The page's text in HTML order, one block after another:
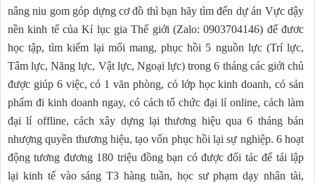
nâng niu gom góp dựng cơ đồ thì bạn hãy tìm đến dự án Vực dậy
nền kinh tế của Kỉ lục gia Thế giới (Zalo: 0903704146) để đươc
học tập, tìm kiếm lại mối mang, phục hồi 5 nguồn lực (Trí lực,
Tâm lực, Năng lực, Vật lực, Ngoại lực) trong 6 tháng các giới chủ
được giúp 6 việc, có 1 văn phòng, có lớp học kinh doanh, có sản
phẩm đi kinh doanh ngay, có cách tổ chức đại lí online, cách làm
đại lí offline, cách xây dựng lại thương hiệu qua 6 tháng bán
nhượng quyền thương hiệu, tạo vốn phục hồi lại sự nghiệp. 6 hoạt
động tương đương 180 triệu đồng bạn có được đối tác để tái lập
lại kinh tế vào sáng T3 hàng tuần, học sư phạm dạy nhân tài,